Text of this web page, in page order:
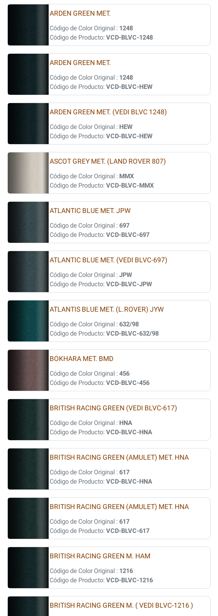
ARDEN GREEN MET.
Código de Color Original : 1248
Código de Producto: VCD-BLVC-1248
ARDEN GREEN MET.
Código de Color Original : 1248
Código de Producto: VCD-BLVC-HEW
ARDEN GREEN MET. (VEDI BLVC 1248)
Código de Color Original : HEW
Código de Producto: VCD-BLVC-HEW
ASCOT GREY MET. (LAND ROVER 807)
Código de Color Original : MMX
Código de Producto: VCD-BLVC-MMX
ATLANTIC BLUE MET. JPW
Código de Color Original : 697
Código de Producto: VCD-BLVC-697
ATLANTIC BLUE MET. (VEDI BLVC-697)
Código de Color Original : JPW
Código de Producto: VCD-BLVC-JPW
ATLANTIS BLUE MET. (L.ROVER) JYW
Código de Color Original : 632/98
Código de Producto: VCD-BLVC-632/98
BOKHARA MET. BMD
Código de Color Original : 456
Código de Producto: VCD-BLVC-456
BRITISH RACING GREEN (VEDI BLVC-617)
Código de Color Original : HNA
Código de Producto: VCD-BLVC-HNA
BRITISH RACING GREEN (AMULET) MET. HNA
Código de Color Original : 617
Código de Producto: VCD-BLVC-HNA
BRITISH RACING GREEN (AMULET) MET. HNA
Código de Color Original : 617
Código de Producto: VCD-BLVC-617
BRITISH RACING GREEN M. HAM
Código de Color Original : 1216
Código de Producto: VCD-BLVC-1216
BRITISH RACING GREEN M. ( VEDI BLVC-1216 )